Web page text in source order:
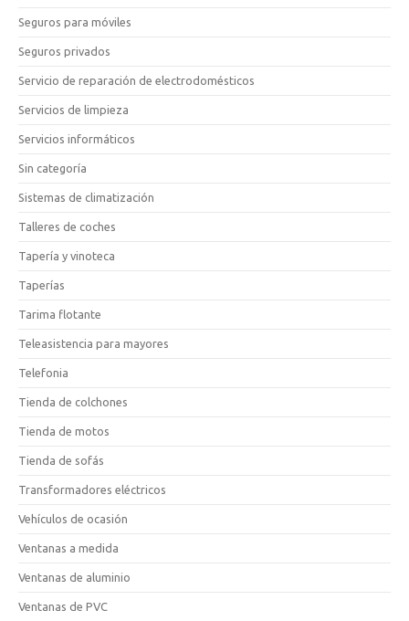
Seguros para móviles
Seguros privados
Servicio de reparación de electrodomésticos
Servicios de limpieza
Servicios informáticos
Sin categoría
Sistemas de climatización
Talleres de coches
Tapería y vinoteca
Taperías
Tarima flotante
Teleasistencia para mayores
Telefonia
Tienda de colchones
Tienda de motos
Tienda de sofás
Transformadores eléctricos
Vehículos de ocasión
Ventanas a medida
Ventanas de aluminio
Ventanas de PVC